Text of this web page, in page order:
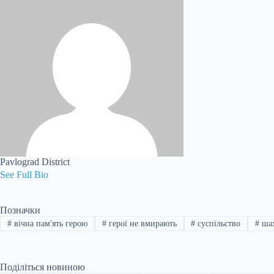
Pavlograd District
See Full Bio
Позначки
#вічна пам'ять герою #герої не вмирають # суспільство #
Поділіться новиною